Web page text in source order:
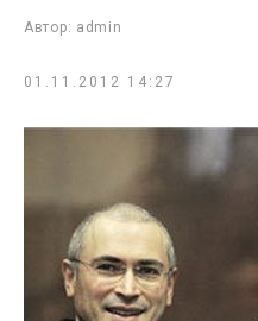
Автор: admin
01.11.2012 14:27